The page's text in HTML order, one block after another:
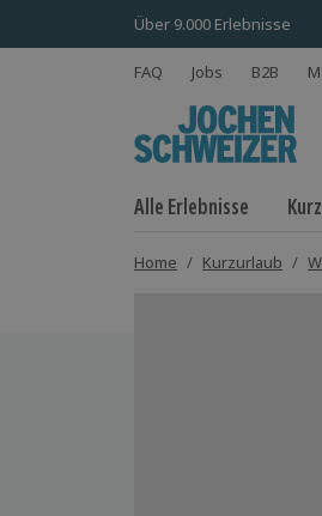
Über 9.000 Erlebnisse
FAQ Jobs B2B
Alle Erlebnisse
Home / Kurzurlaub /